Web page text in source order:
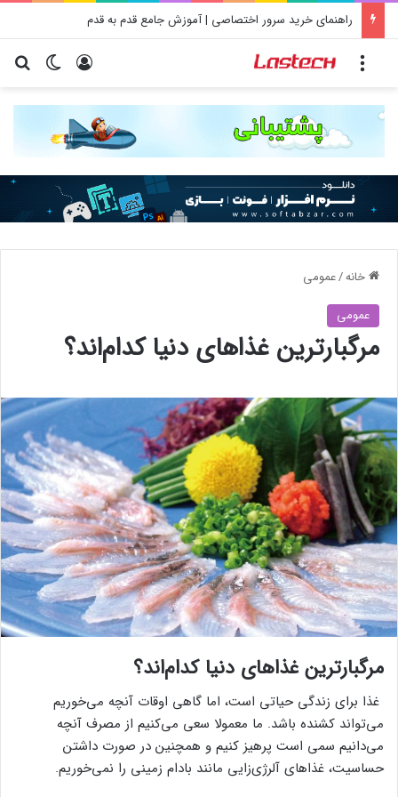
راهنمای خرید سرور اختصاصی | آموزش جامع قدم به قدم
تغییر ورود
خانه/عمومی
عمومی
مرگبارترین غذاهای دنیا کدام‌اند؟
مرگبارترین غذاهای دنیا کدام‌اند؟
غذا برای زندگی حیاتی است، اما گاهی اوقات آنچه می‌خوریم
می‌تواند کشنده باشد. ما معمولا سعی می‌کنیم از مصرف آنچه
می‌دانیم سمی است پرهیز کنیم و همچنین در صورت داشتن
حساسیت، غذاهای آلرژی‌زایی مانند بادام زمینی را نمی‌خوریم.